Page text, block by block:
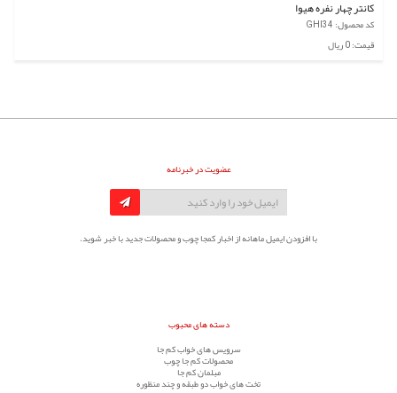
کانتر چهار نفره هیوا
کد محصول: GHI34
قیمت: 0 ریال
عضویت در خبرنامه
با افزودن ایمیل ماهانه از اخبار کمجا چوب و محصولات جدید با خبر شوید.
دسته های محبوب
سرویس های خواب کم جا
محصولات کم جا چوب
مبلمان کم جا
تخت های خواب دو طبقه و چند منظوره